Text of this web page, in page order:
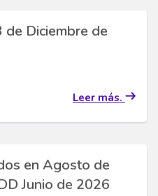
Diciembre de
Leer más.
en Agosto de
Junio de 2026